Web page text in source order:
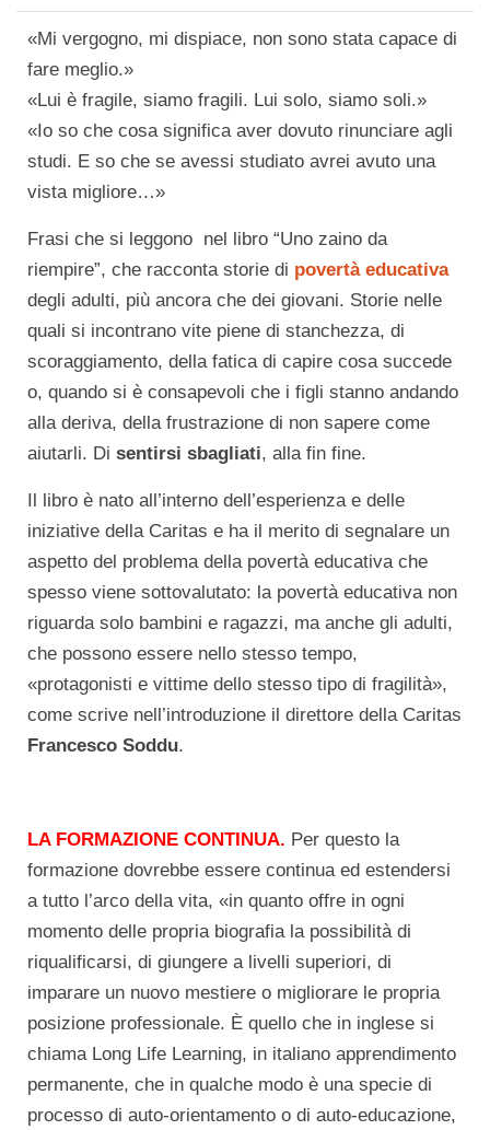
«Mi vergogno, mi dispiace, non sono stata capace di
fare meglio.»
«Lui è fragile, siamo fragili. Lui solo, siamo soli.»
«Io so che cosa significa aver dovuto rinunciare agli
studi. E so che se avessi studiato avrei avuto una
vista migliore…»
Frasi che si leggono nel libro “Uno zaino da
riempire”, che racconta storie di povertà educativa
degli adulti, più ancora che dei giovani. Storie nelle
quali si incontrano vite piene di stanchezza, di
scoraggiamento, della fatica di capire cosa succede
o, quando si è consapevoli che i figli stanno andando
alla deriva, della frustrazione di non sapere come
aiutarli. Di sentirsi sbagliati, alla fin fine.
Il libro è nato all’interno dell’esperienza e delle
iniziative della Caritas e ha il merito di segnalare un
aspetto del problema della povertà educativa che
spesso viene sottovalutato: la povertà educativa non
riguarda solo bambini e ragazzi, ma anche gli adulti,
che possono essere nello stesso tempo,
«protagonisti e vittime dello stesso tipo di fragilità»,
come scrive nell’introduzione il direttore della Caritas
Francesco Soddu.
LA FORMAZIONE CONTINUA. Per questo la
formazione dovrebbe essere continua ed estendersi
a tutto l’arco della vita, «in quanto offre in ogni
momento delle propria biografia la possibilità di
riqualificarsi, di giungere a livelli superiori, di
imparare un nuovo mestiere o migliorare le propria
posizione professionale. È quello che in inglese si
chiama Long Life Learning, in italiano apprendimento
permanente, che in qualche modo è una specie di
processo di auto-orientamento o di auto-educazione,